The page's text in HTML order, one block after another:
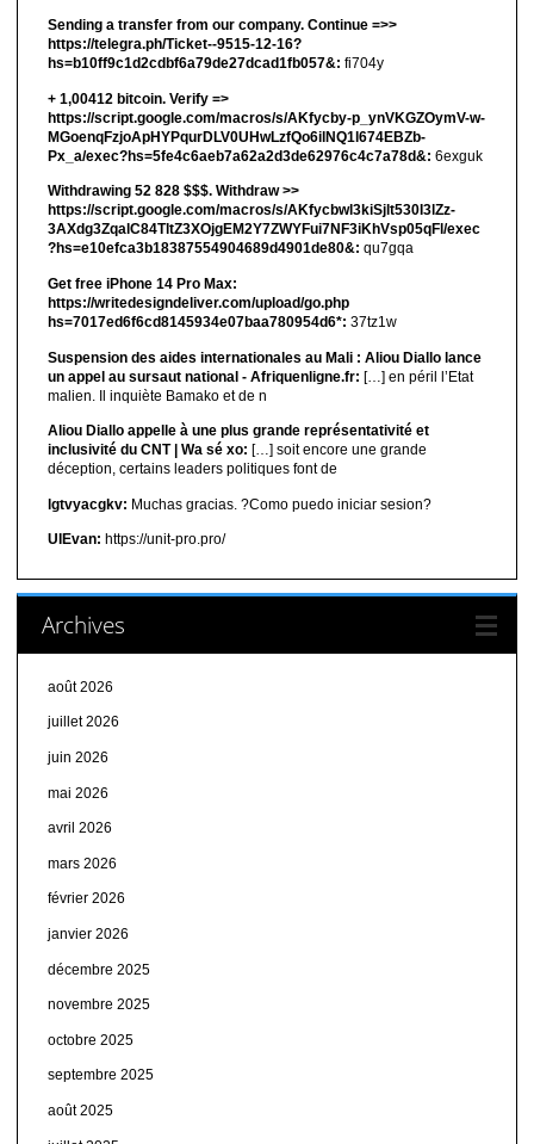
Sending a transfer from our company. Continue =>>
https://telegra.ph/Ticket--9515-12-16?
hs=b10ff9c1d2cdbf6a79de27dcad1fb057&: fi704y
+ 1,00412 bitсоin. Verify =>
https://script.google.com/macros/s/AKfycby-p_ynVKGZOymV-w-
MGoenqFzjoApHYPqurDLV0UHwLzfQo6ilNQ1l674EBZb-
Px_a/exec?hs=5fe4c6aeb7a62a2d3de62976c4c7a78d&: 6exguk
Withdrawing 52 828 $$$. Withdrаw >>
https://script.google.com/macros/s/AKfycbwl3kiSjlt530I3lZz-
3AXdg3ZqalC84TltZ3XOjgEM2Y7ZWYFui7NF3iKhVsp05qFl/exec
?hs=e10efca3b18387554904689d4901de80&: qu7gqa
Get free iPhone 14 Pro Max:
https://writedesigndeliver.com/upload/go.php
hs=7017ed6f6cd8145934e07baa780954d6*: 37tz1w
Suspension des aides internationales au Mali : Aliou Diallo lance
un appel au sursaut national - Afriquenligne.fr: […] en péril l’Etat
malien. Il inquiète Bamako et de n
Aliou Diallo appelle à une plus grande représentativité et
inclusivité du CNT | Wa sé xo: […] soit encore une grande
déception, certains leaders politiques font de
lgtvyacgkv: Muchas gracias. ?Como puedo iniciar sesion?
UIEvan: https://unit-pro.pro/
Archives
août 2026
juillet 2026
juin 2026
mai 2026
avril 2026
mars 2026
février 2026
janvier 2026
décembre 2025
novembre 2025
octobre 2025
septembre 2025
août 2025